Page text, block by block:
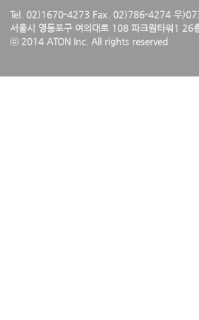
Tel. 02)1670-4273 Fax. 02)786-4274 우
서울시 영등포구 여의대로 108 파크원타워1 26
ⓒ 2014 ATON Inc. All rights reserved